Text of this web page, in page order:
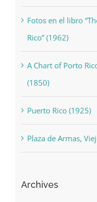
Fotos en el libro
Rico” (1962)
A Chart of Porto
(1850)
Puerto Rico (1925)
Plaza de Armas,
Archives